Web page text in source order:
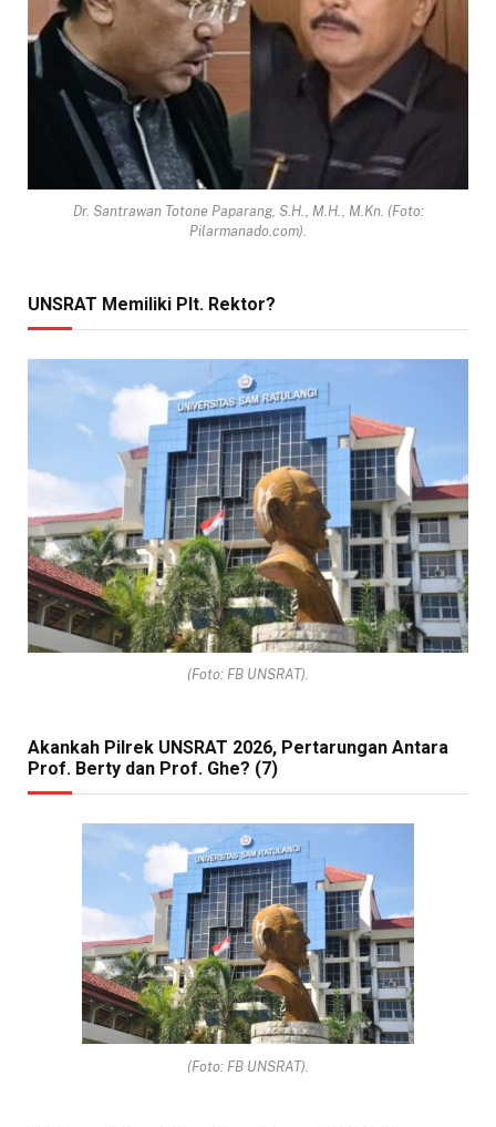
Dr. Santrawan Totone Paparang, S.H., M.H., M.Kn. (Foto:
Pilarmanado.com).
UNSRAT Memiliki Plt. Rektor?
(Foto: FB UNSRAT).
Akankah Pilrek UNSRAT 2026, Pertarungan Antara
Prof. Berty dan Prof. Ghe? (7)
(Foto: FB UNSRAT).